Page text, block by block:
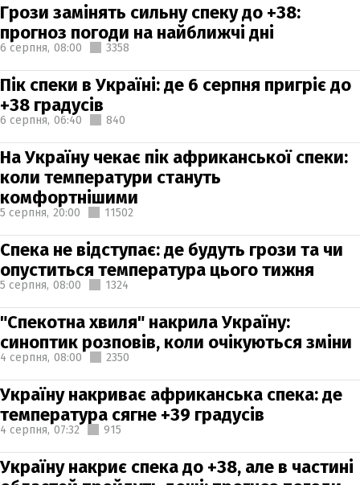
Грози замінять сильну спеку до +38:
прогноз погоди на найближчі дні
6 серпня, 08:00 3358
Пік спеки в Україні: де 6 серпня пригріє до
+38 градусів
6 серпня, 06:40 840
На Україну чекає пік африканської спеки:
коли температури стануть
комфортнішими
5 серпня, 20:00 11502
Спека не відступає: де будуть грози та чи
опуститься температура цього тижня
5 серпня, 08:00 1324
"Спекотна хвиля" накрила Україну:
синоптик розповів, коли очікуються зміни
4 серпня, 08:00 2350
Україну накриває африканська спека: де
температура сягне +39 градусів
4 серпня, 07:32 915
Україну накриє спека до +38, але в частині